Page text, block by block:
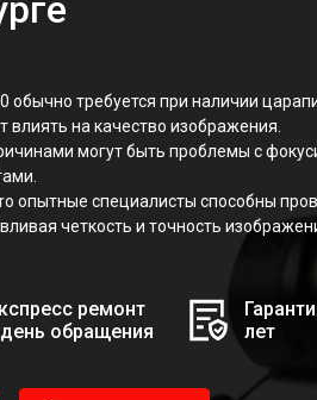
обычно требуется при наличии
на качество изображения.
могут быть проблемы с
опытные специалисты способны
четкость и точность
ремонт
обращения
лет